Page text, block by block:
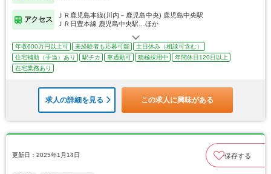
アクセス
ＪＲ鹿児島本線(川内－鹿児島中央) 鹿児島中央駅
ＪＲ日豊本線 鹿児島中央駅…ほか
年収600万円以上可 未経験者も応募可能
土日休み（相談可含む）
住宅補助（手当）あり
駅チカ 車通勤可 積極採用中
年間休日120日以上
在宅業務あり
求人の詳細を見る この求人に興味がある
更新日：2025年1月14日 保存する